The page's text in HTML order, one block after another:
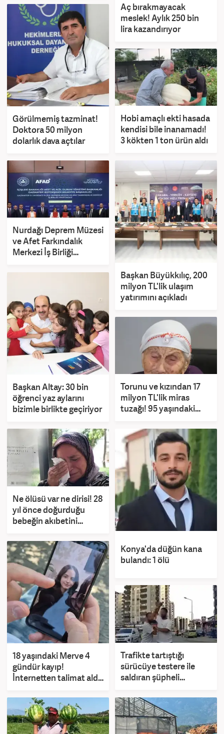
Aç bırakmayacak
meslek! Aylık 250 bin
lira kazandırıyor
Görülmemiş tazminat!
Doktora 50 milyon
dolarlık dava açtılar
Hobi amaçlı ekti hasada
kendisi bile inanamadı!
3 kökten 1 ton ürün aldı
Nurdağı Deprem Müzesi
ve Afet Farkındalık
Merkezi İş Birliği
Başkan Büyükkılıç, 200
milyon TL'lik ulaşım
yatırımını açıkladı
Başkan Altay: 30 bin
öğrenci yaz aylarını
bizimle birlikte geçiriyor
Torunu ve kızından 17
milyon TL'lik miras
tuzağı! 95 yaşındaki
böyle
Ne ölüsü var ne dirisi! 28
yıl önce doğurduğu
bebeğin akıbetini
Konya'da düğün kana
bulandı: 1 ölü
18 yaşındaki Merve 4
gündür kayıp!
İnternetten talimat aldı
Trafikte tartıştığı
sürücüye testere ile
saldıran şüpheli